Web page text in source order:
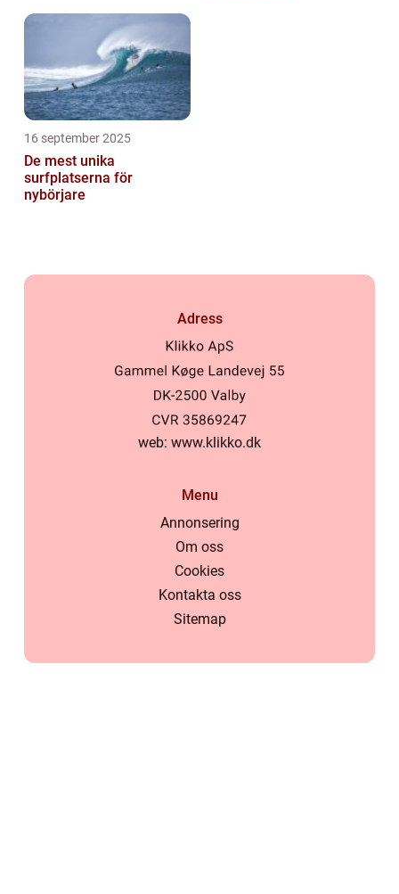
16 september 2025
De mest unika
surfplatserna för
nybörjare
Adress
web: www.klikko.dk
Menu
Annonsering
Om oss
Cookies
Kontakta oss
Sitemap